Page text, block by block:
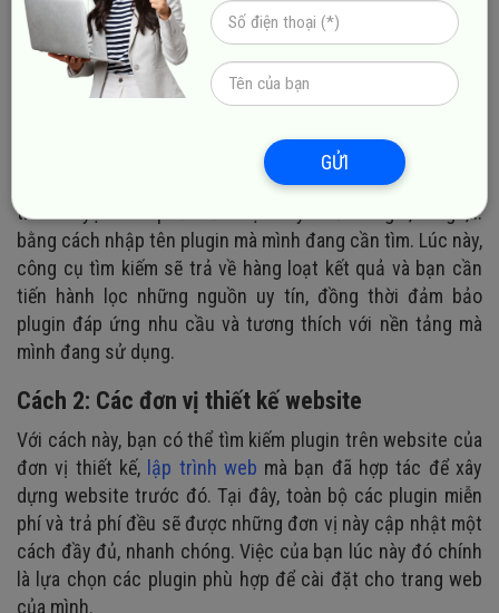
tìm và cài đặt các addon này đã nhanh chóng trở thành
một vấn đề được nhiều người quan tâm. Hiện nay, có ba
cách để bạn có thể tìm và cài đặt các plugin cho trang
web của mình, cụ thể:
Cách 1: Trên các công cụ tìm kiếm
Để cài đặt plugin, bạn có thể tìm kiếm chúng trên các
trình duyệt web phổ biến hiện nay như Google, Bings,...
bằng cách nhập tên plugin mà mình đang cần tìm. Lúc này,
công cụ tìm kiếm sẽ trả về hàng loạt kết quả và bạn cần
tiến hành lọc những nguồn uy tín, đồng thời đảm bảo
plugin đáp ứng nhu cầu và tương thích với nền tảng mà
mình đang sử dụng.
Cách 2: Các đơn vị thiết kế website
Với cách này, bạn có thể tìm kiếm plugin trên website của
đơn vị thiết kế, lập trình web mà bạn đã hợp tác để xây
dựng website trước đó. Tại đây, toàn bộ các plugin miễn
phí và trả phí đều sẽ được những đơn vị này cập nhật một
cách đầy đủ, nhanh chóng. Việc của bạn lúc này đó chính
là lựa chọn các plugin phù hợp để cài đặt cho trang web
của mình.
GỬI